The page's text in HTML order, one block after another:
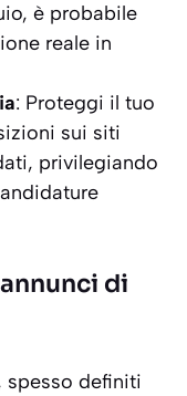
è probabile
reale in
: Proteggi il tuo
sui siti
privilegiando
di
spesso definiti